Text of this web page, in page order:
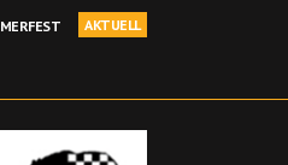
AKTUELL
IN KIRCHENLAMITZ
IM ROTEN SALON